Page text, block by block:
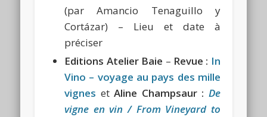
(par Amancio Tenaguillo y
Cortázar) – Lieu et date à
préciser
Editions Atelier Baie – Revue : In
Vino – voyage au pays des mille
vignes etAline Champsaur : De
vigne en vin / From Vineyard to